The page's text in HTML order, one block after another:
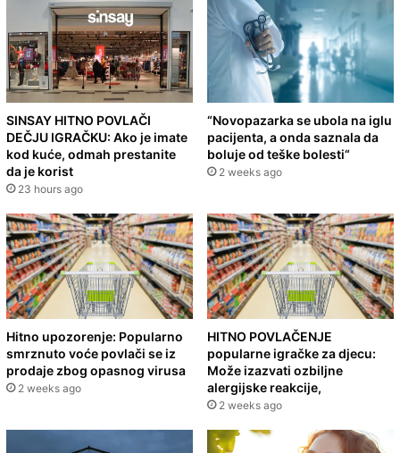
SINSAY HITNO POVLAČI
DEČJU IGRAČKU: Ako je imate
kod kuće, odmah prestanite
da je korist
23 hours ago
“Novopazarka se ubola na iglu
pacijenta, a onda saznala da
boluje od teške bolesti“
2 weeks ago
Hitno upozorenje: Popularno
smrznuto voće povlači se iz
prodaje zbog opasnog virusa
2 weeks ago
HITNO POVLAČENJE
popularne igračke za djecu:
Može izazvati ozbiljne
alergijske reakcije,
2 weeks ago